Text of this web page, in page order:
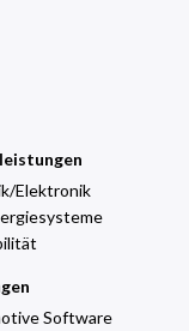
Elektronik
Software